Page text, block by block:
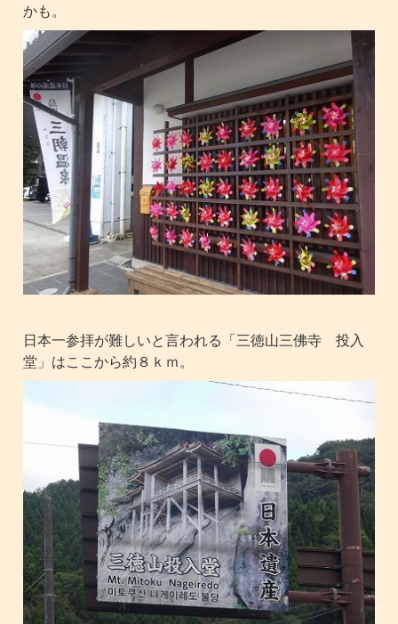
かも。
日本一参拝が難しいと言われる「三徳山三佛寺 投入
堂」はここから約８ｋｍ。